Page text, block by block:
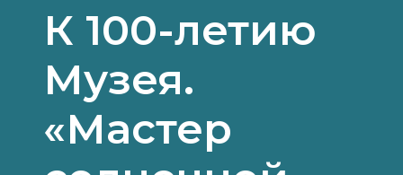
К 100-летию
Музея.
«Мастер